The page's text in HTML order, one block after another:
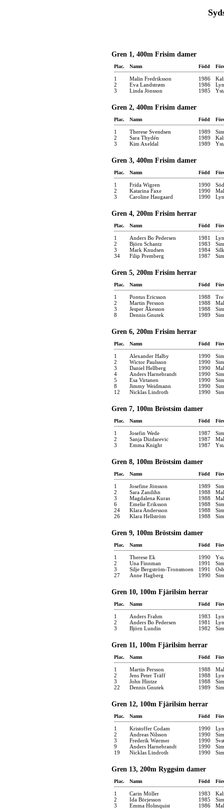
Gren 1, 400m Frisim damer
Plac. Namn Född
1 Malin Fredriksson 1986
2
Eva Landstrøm 1986
3
Linda Jönsson 1985
Gren 2, 400m Frisim damer
Plac. Namn Född
1 Therese Svendsen 1989
2
Sara Thydén 1989
3
Kim Axeldal 1989
Gren 3, 400m Frisim damer
Plac. Namn Född
1 Frida Wigren 1990
2
Katarina Faxe 1990
3
Caroline Haugaard 1990
Gren 4, 200m Frisim herrar
Plac. Namn Född
1 Anders Bo Pedersen 1981
2
Björn Schantz 1983
3
Mark Knudsen 1984
34
Filip Premberg 1987
Gren 5, 200m Frisim herrar
Plac. Namn Född
1 Pontus Ericsson 1988
2
Martin Persson 1988
3
Jesper Åkesson 1988
8
Dennis Gnutek 1989
Gren 6, 200m Frisim herrar
Plac. Namn Född
1 Alexander Halby 1990
2
Wictor Paulsson 1990
3
Daniel Hellberg 1990
4
Anders Harnebrandt 1990
5
Esa Virtanen 1990
8
Jimmy Weidmann 1990
12
Nicklas Lindroth 1990
Gren 7, 100m Bröstsim damer
Plac. Namn Född
1 Josefin Wede 1987
2
Sanja Dizdarevic 1987
3
Emma Knight 1987
Gren 8, 100m Bröstsim damer
Plac. Namn Född
1 Josefine Jönsson 1989
2
Sara Zandihn 1988
3
Magdalena Kuras 1988
6
Emelie Eriksson 1988
24
Klara Andersson 1988
26
Klara Hellström 1988
Gren 9, 100m Bröstsim damer
Plac. Namn Född
1 Therese Ek 1990
2
Una Finnman 1991
3
Silje Bergström-Tronsmoen 1991
27
Anne Hagberg 1990
Gren 10, 100m Fjärilsim herrar
Plac. Namn Född
1 Anders Frahm 1983
2
Anders Bo Pedersen 1981
3
Björn Lundin 1982
Gren 11, 100m Fjärilsim herrar
Plac. Namn Född
1 Martin Persson 1988
2
Jens Peter Träff 1988
3
John Hintze 1988
22
Dennis Gnutek 1989
Gren 12, 100m Fjärilsim herrar
Plac. Namn Född
1 Kristoffer Codam 1990
2
Andreas Nilsson 1990
3
Frederik Wørmer 1990
9
Anders Harnebrandt 1990
19
Nicklas Lindroth 1990
Gren 13, 200m Ryggsim damer
Plac. Namn Född
1 Carin Möller 1983
2
Ida Börjesson 1985
3
Emma Holmquist 1986